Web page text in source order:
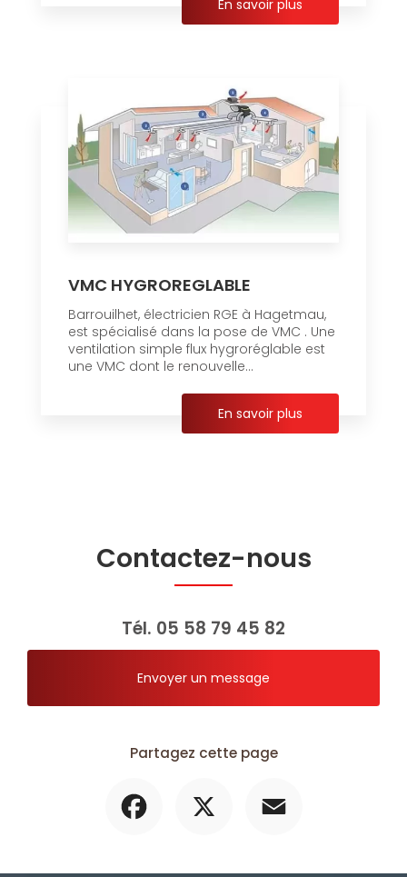
En savoir plus
VMC HYGROREGLABLE
Barrouilhet, électricien RGE à Hagetmau,
est spécialisé dans la pose de VMC . Une
ventilation simple flux hygroréglable est
une VMC dont le renouvelle...
En savoir plus
Contactez-nous
Tél. 05 58 79 45 82
Envoyer un message
Partagez cette page